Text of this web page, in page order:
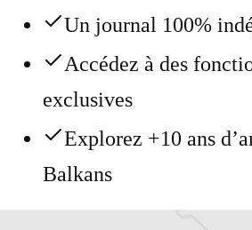
Un journal 100%
Accédez à des
exclusives
Explorez +10 ans
Balkans